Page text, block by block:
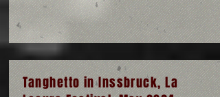
Tanghetto in Inssbruck, La